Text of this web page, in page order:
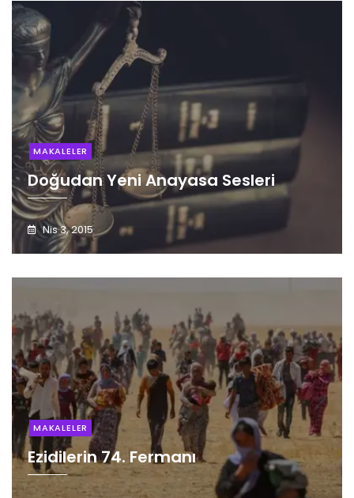
MAKALELER
Doğudan Yeni Anayasa Sesleri
Nis 3, 2015
MAKALELER
Ezidilerin 74. Fermanı